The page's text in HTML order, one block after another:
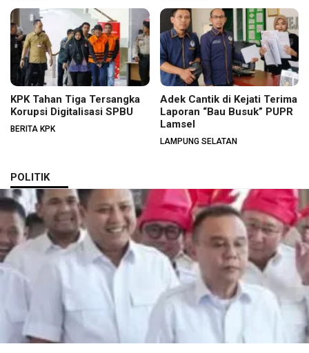
KPK Tahan Tiga Tersangka
Korupsi Digitalisasi SPBU
BERITA KPK
Adek Cantik di Kejati Terima
Laporan “Bau Busuk” PUPR
Lamsel
LAMPUNG SELATAN
POLITIK